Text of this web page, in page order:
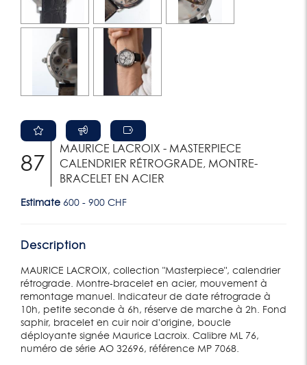
87
MAURICE LACROIX - MASTERPIECE
CALENDRIER RÉTROGRADE, MONTRE-
BRACELET EN ACIER
Estimate 600 - 900 CHF
Description
MAURICE LACROIX, collection "Masterpiece", calendrier
rétrograde. Montre-bracelet en acier, mouvement à
remontage manuel. Indicateur de date rétrograde à
10h, petite seconde à 6h, réserve de marche à 2h. Fond
saphir, bracelet en cuir noir d'origine, boucle
déployante signée Maurice Lacroix. Calibre ML 76,
numéro de série AO 32696, référence MP 7068.